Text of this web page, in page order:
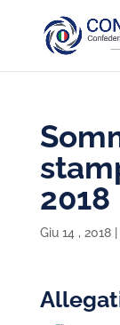
2018
Giu 14 , 2018|